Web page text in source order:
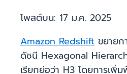
โพสต์บน: 17 ม.ค. 2025
Amazon Redshift ขยายก
ดัชนี Hexagonal
เรียกย่อว่า H3 โดยการเพิ่